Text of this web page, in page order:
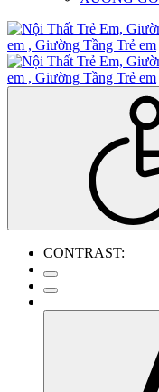
CONTRAST: